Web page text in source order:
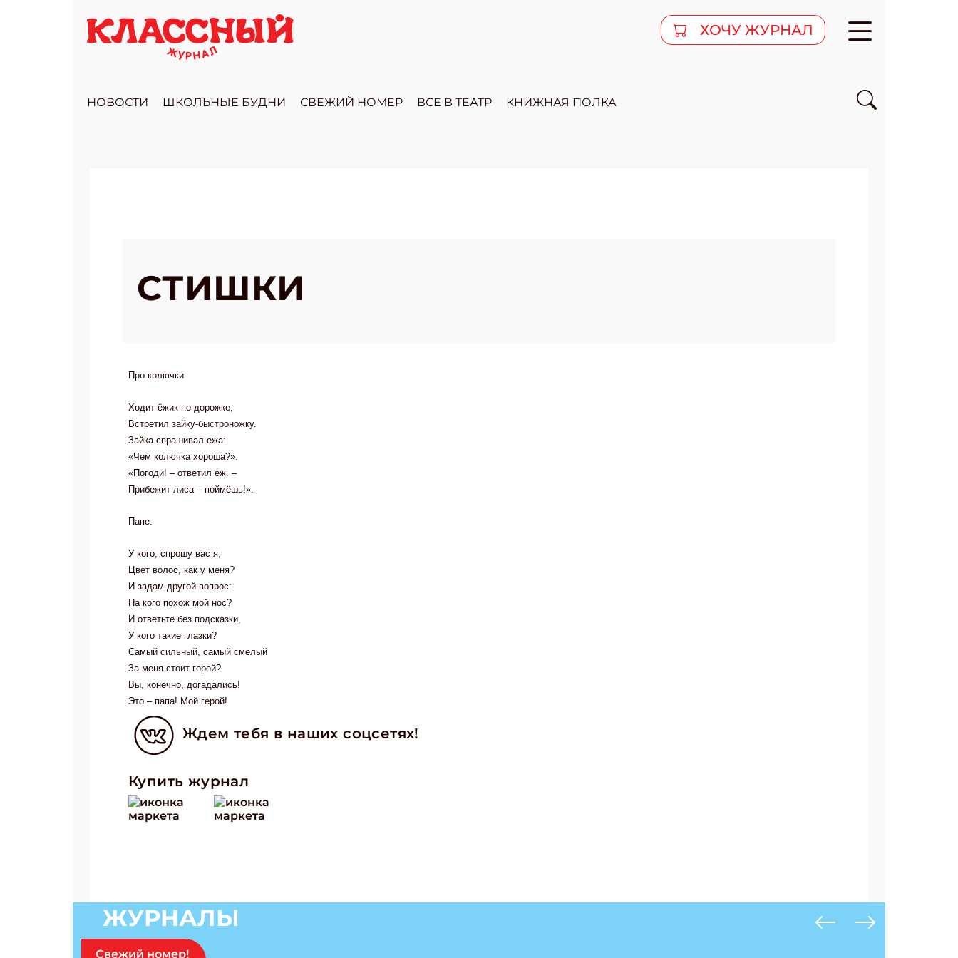
ХОЧУ ЖУРНАЛ
НОВОСТИ ШКОЛЬНЫЕ БУДНИ СВЕЖИЙ НОМЕР ВСЕ В ТЕАТР КНИЖНАЯ ПОЛКА
СТИШКИ
Про колючки
Ходит ёжик по дорожке,
Встретил зайку-быстроножку.
Зайка спрашивал ежа:
«Чем колючка хороша?».
«Погоди! – ответил ёж. –
Прибежит лиса – поймёшь!».
Папе.
У кого, спрошу вас я,
Цвет волос, как у меня?
И задам другой вопрос:
На кого похож мой нос?
И ответьте без подсказки,
У кого такие глазки?
Самый сильный, самый смелый
За меня стоит горой?
Вы, конечно, догадались!
Это – папа! Мой герой!
Ждем тебя в наших соцсетях!
Купить журнал
ЖУРНАЛЫ
Свежий номер!